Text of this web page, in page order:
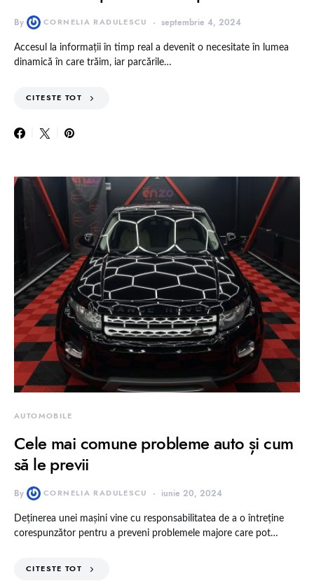
By CORNELIA RADULESCU septembrie 4, 2024
Accesul la informații în timp real a devenit o necesitate în lumea
dinamică în care trăim, iar parcările…
CITESTE TOT
AUTOMOBILE
Cele mai comune probleme auto și cum
să le previi
By CORNELIA RADULESCU iunie 20, 2024
Deținerea unei mașini vine cu responsabilitatea de a o întreține
corespunzător pentru a preveni problemele majore care pot…
CITESTE TOT